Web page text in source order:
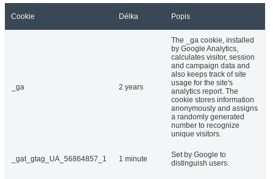
Cookie Délka Popis
_ga 2 years
The _ga cookie, installed
by Google Analytics,
calculates visitor, session
and campaign data and
also keeps track of site
usage for the site's
analytics report. The
cookie stores information
anonymously and assigns
a randomly generated
number to recognize
unique visitors.
_gat_gtag_UA_56864857_1 1 minute
Set by Google to
distinguish users.